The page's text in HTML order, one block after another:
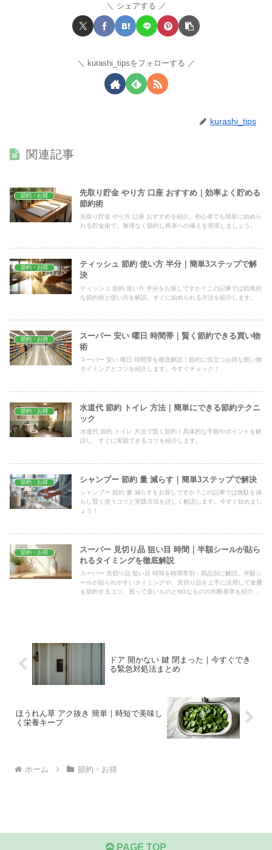
シェアする
kurashi_tipsをフォローする
kurashi_tips
関連記事
節約・お得
先取り貯金 やり方 口座 おすすめ｜効率よく貯める
節約術
先取り貯金 やり方 口座 おすすめを紹介。初心者でも簡単に始めら
れる貯金術で、無理なく節約し将来への備えを実現しましょう。
節約・お得
ティッシュ 節約 使い方 半分｜簡単3ステップで解
決
ティッシュ 節約 使い方 半分をお探しですか？この記事では効果的
な節約術と使い方を解説。すぐに始められる方法を紹介します。
節約・お得
スーパー 安い 曜日 時間帯｜賢く節約できる買い物
術
スーパー 安い 曜日 時間帯を徹底解説！節約に役立つお得な買い物
タイミングとコツを紹介します。今すぐチェック！
節約・お得
水道代 節約 トイレ 方法｜簡単にできる節約テクニ
ック
水道代 節約 トイレ 方法で賢く節約！具体的な手順やポイントを解
説し、すぐに実践できるコツを紹介します。
節約・お得 シャンプー 節約 量 減らす｜簡単3ステップで解決
シャンプー 節約 量 減らすをお探しですか？この記事では無駄を減
らし賢く使うコツと実践方法を詳しく解説します。今すぐ始めまし
ょう！
節約・お得
スーパー 見切り品 狙い目 時間｜半額シールが貼ら
れるタイミングを徹底解説
スーパー 見切り品 狙い目 時間を時間帯別・商品別に解説。半額シ
ールが貼られやすいタイミングや、見切り品を上手に活用して食費
を節約するコツ、買って良いものとNGなものの判断基準を紹介し
ドア 開かない 鍵 閉まった｜今すぐでき
る緊急対処法まとめ
ほうれん草 アク抜き 簡単｜時短で美味し
く栄養キープ
ホーム 節約・お得
PAGE TOP